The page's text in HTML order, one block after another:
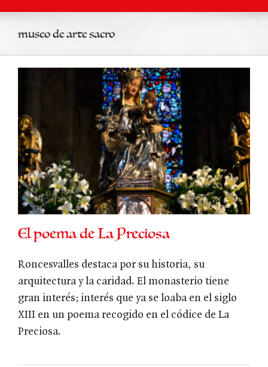
museo de arte sacro
El poema de La Preciosa
Roncesvalles destaca por su historia, su
arquitectura y la caridad. El monasterio tiene
gran interés; interés que ya se loaba en el siglo
XIII en un poema recogido en el códice de La
Preciosa.